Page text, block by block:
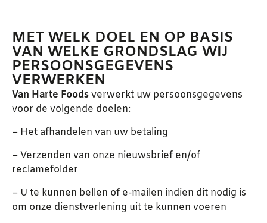
MET WELK DOEL EN OP BASIS
VAN WELKE GRONDSLAG WIJ
PERSOONSGEGEVENS
VERWERKEN
Van Harte Foodsverwerkt uw persoonsgegevens
voor de volgende doelen:
– Het afhandelen van uw betaling
– Verzenden van onze nieuwsbrief en/of
reclamefolder
– U te kunnen bellen of e-mailen indien dit nodig is
om onze dienstverlening uit te kunnen voeren